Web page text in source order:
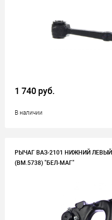
1 740 руб.
В наличии
РЫЧАГ ВАЗ-2101 НИЖНИЙ
(BM.5738) "БЕЛ-МАГ"